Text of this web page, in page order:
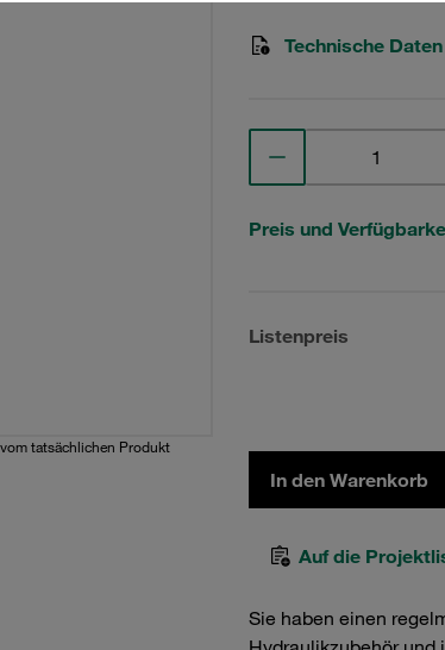
tatsächlichen Produkt
Technische
Preis und
Listenpreis
In den Warenkorb
Auf die
Sie haben einen